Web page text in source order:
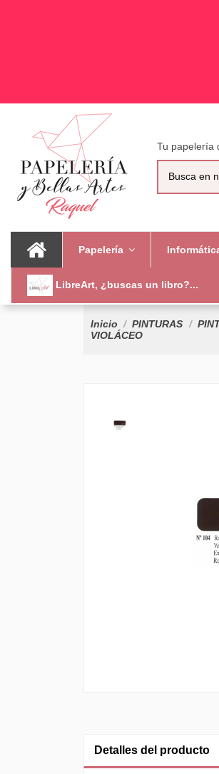
Tu papelería
Papelería
LibreArt, ¿buscas un libro?...
Inicio PINTURAS
VIOLÁCEO
Detalles del producto